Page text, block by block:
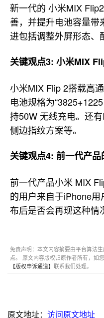
新一代的 小米MIX
善，并提升电池容量
进包括调整外屏形态、
关键观点3: 小米MIX
小米MIX Flip 2搭载高
电池规格为
持50W 无线充电。还
侧边指纹方案等。
关键观点4: 前一代产
前一代产品小米 MIX
的用户来自于iPhone
布后是否会再现这种情
免责声明：本文内容摘要由平台算法
点。 原文内容版权归原作者所有，如
【版权申诉通道】 联系我们处理。
原文地址： 访问原文地址